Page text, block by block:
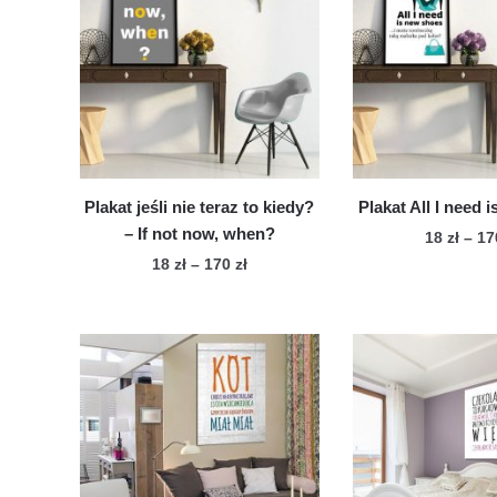
Plakat jeśli nie teraz to kiedy?
– If not now, when?
18 zł – 170 złZakres
18 zł
do
170 zł
produkt
ma
wiele
wariantów.
Opcje
można
Plakat All I need
18 zł –
ma